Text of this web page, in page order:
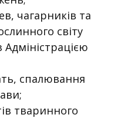
чагарників та
світу
Адміністрацією
спалювання
тваринного